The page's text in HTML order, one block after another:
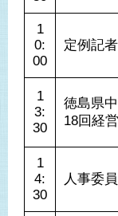
1
0:
00
定例記
1
3:
30
徳島県
18回経
1
4:
30
人事委